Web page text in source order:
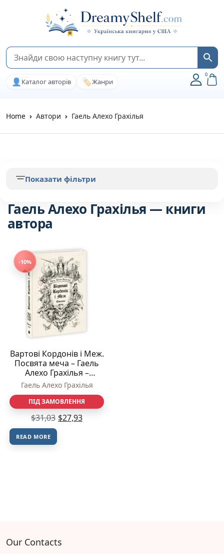
👤 Каталог авторів 🏷️Жанри
0
Home Автори Гаель Алехо Грахілья
Гаель Алехо Грахілья — книги
автора
-10%
Вартові Кордонів і Меж.
Посвята меча – Гаель
Алехо Грахілья –
Вартові Кордонів і Меж
– READBERRY
Гаель Алехо Грахілья
ПІД ЗАМОВЛЕННЯ
$31,03 $27,93
READ MORE
Показати фільтри
Our Contacts